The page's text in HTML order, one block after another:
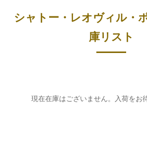
シャトー・レオヴィル・
庫リスト
現在在庫はございません。入荷をお